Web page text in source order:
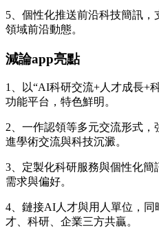
5、個性化推送前沿科技簡訊
領域前沿動態。
減論app亮點
1、以“AI科研交流+人才成長+
功能平台，特色鮮明。
2、一作認領等多元交流形式，
進學術交流與科技沉澱。
3、定製化科研服務與個性化
需求與偏好。
4、鏈接AI人才與用人單位，
才、科研、企業三方共贏。